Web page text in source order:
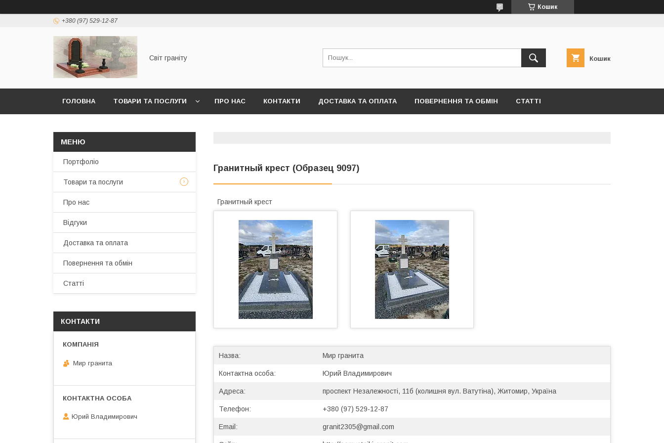
Кошик
+380 (97) 529-12-87
Світ граніту Кошик
ГОЛОВНА ТОВАРИ ТА ПОСЛУГИ ПРО НАС КОНТАКТИ ДОСТАВКА ТА ОПЛАТА ПОВЕРНЕННЯ ТА ОБМІН СТАТТІ
Гранитный крест (Образец 9097)
Гранитный крест
Мир гранита
Юрий Владимирович
проспект Незалежності, 11б (колишня вул. Ватутіна), Житомир, Україна
+380 (97) 529-12-87
granit2305@gmail.com
Портфоліо
Товари та послуги
Про нас
Відгуки
Доставка та оплата
Повернення та обмін
Статті
КОНТАКТИ
Мир гранита
Юрий Владимирович